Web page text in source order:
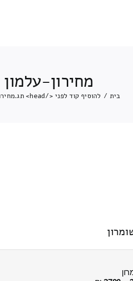
מחירון-עלמון
בית / להוסיף קוד לפני </head> תג.